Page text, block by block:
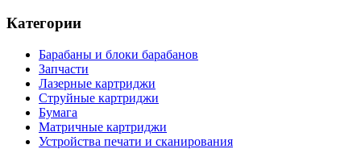
Категории
Барабаны и блоки барабанов
Запчасти
Лазерные картриджи
Струйные картриджи
Бумага
Матричные картриджи
Устройства печати и сканирования